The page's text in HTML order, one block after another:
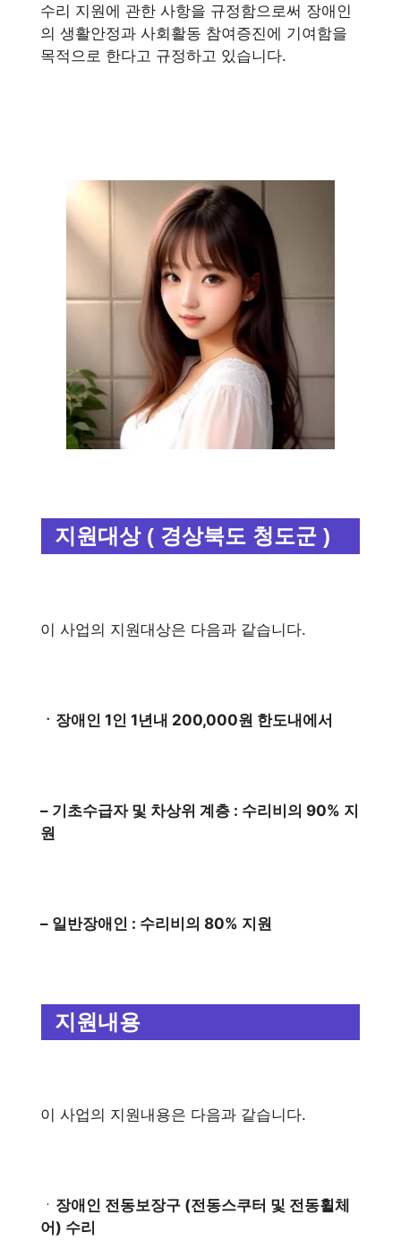
수리 지원에 관한 사항을 규정함으로써 장애인
의 생활안정과 사회활동 참여증진에 기여함을
목적으로 한다고 규정하고 있습니다.
지원대상 ( 경상북도 청도군 )
이 사업의 지원대상은 다음과 같습니다.
ㆍ장애인 1인 1년내 200,000원 한도내에서
– 기초수급자 및 차상위 계층 : 수리비의 90% 지
원
– 일반장애인 : 수리비의 80% 지원
지원내용
이 사업의 지원내용은 다음과 같습니다.
ㆍ 장애인 전동보장구 (전동스쿠터 및 전동휠체
어) 수리